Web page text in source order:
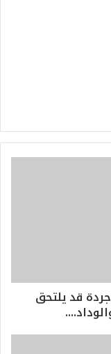
قد يلتحق